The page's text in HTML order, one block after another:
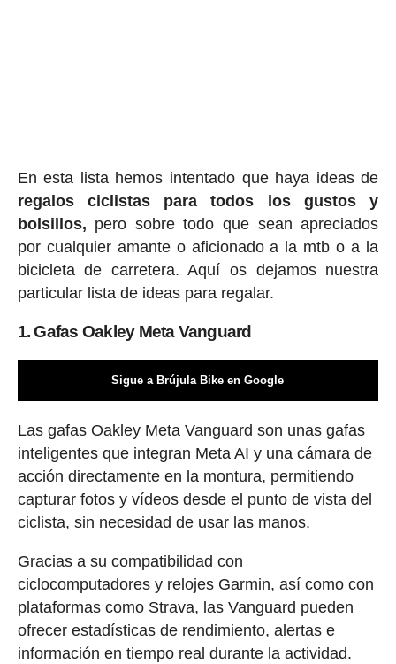
En esta lista hemos intentado que haya ideas de
regalos ciclistas para todos los gustos y
bolsillos, pero sobre todo que sean apreciados
por cualquier amante o aficionado a la mtb o a la
bicicleta de carretera. Aquí os dejamos nuestra
particular lista de ideas para regalar.
1. Gafas Oakley Meta Vanguard
Sigue a Brújula Bike en Google
Las gafas Oakley Meta Vanguard son unas gafas
inteligentes que integran Meta AI y una cámara de
acción directamente en la montura, permitiendo
capturar fotos y vídeos desde el punto de vista del
ciclista, sin necesidad de usar las manos.
Gracias a su compatibilidad con
ciclocomputadores y relojes Garmin, así como con
plataformas como Strava, las Vanguard pueden
ofrecer estadísticas de rendimiento, alertas e
información en tiempo real durante la actividad.